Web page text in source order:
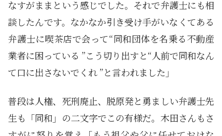
なすがままという感じでした。それで弁護士にも相
談したんです。なかなか引き受け手がいなくてある
弁護士に喫茶店で会って“同和団体を名乗る不動産
業者に困っている ”こう切り出すと“人前で同和なん
て口に出さないでくれ ”と言われました」
普段は人権、死刑廃止、脱原発と勇ましい弁護士先
生も「同和」の二文字でこの有様だ。木田さんもさ